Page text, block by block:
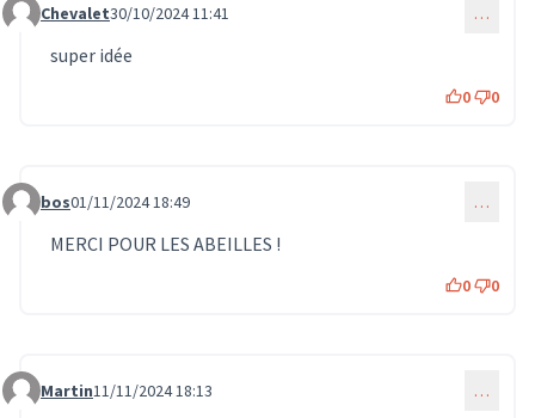
Commentaire 915
Chevalet30/10/2024 11:41 …
super idée
0 0
Commentaire 943
bos01/11/2024 18:49 …
MERCI POUR LES ABEILLES !
0 0
Commentaire 1129
Martin11/11/2024 18:13 …